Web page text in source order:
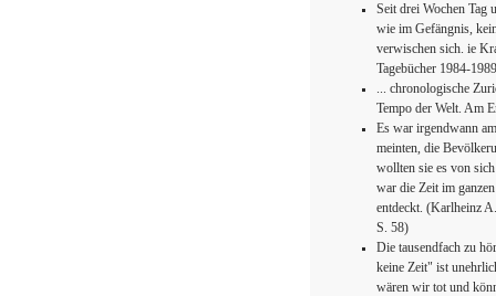
Seit drei Wochen Tag
wie im Gefängnis,
verwischen sich. ie
Tagebücher 1984-
... chronologische
Tempo der Welt. Am
Es war irgendwann
meinten, die
wollten sie es von
war die Zeit im
entdeckt. (Karlheinz
S. 58)
Die tausendfach zu
keine Zeit" ist
wären wir tot und